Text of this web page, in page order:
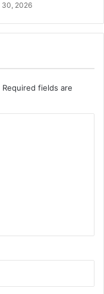
30, 2026
Required fields are